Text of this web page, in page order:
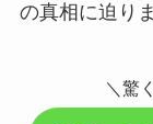
の真相に迫りま
＼驚